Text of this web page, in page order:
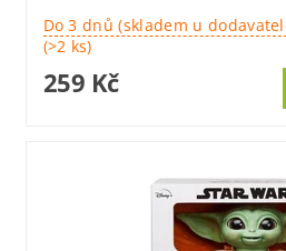
Do 3 dnů (skladem u
(>2 ks)
259 Kč